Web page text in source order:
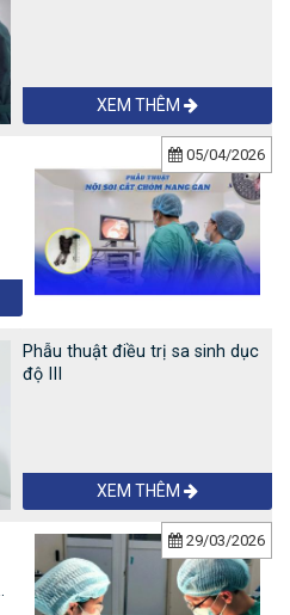
XEM THÊM
05/04/2026
Phẫu thuật điều trị sa sinh dục
độ III
XEM THÊM
29/03/2026